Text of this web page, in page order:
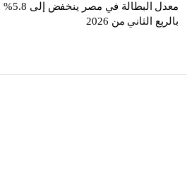
معدل البطالة في مصر ينخفض إلى 5.8%
بالربع الثاني من 2026